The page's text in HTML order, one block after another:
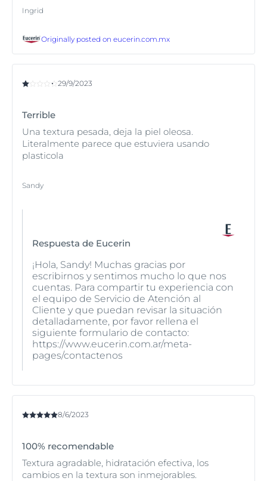
Ingrid
Originally posted on eucerin.com.mx
29/9/2023
Terrible
Una textura pesada, deja la piel oleosa.
Literalmente parece que estuviera usando
plasticola
Sandy
Respuesta de Eucerin
¡Hola, Sandy! Muchas gracias por
escribirnos y sentimos mucho lo que nos
cuentas. Para compartir tu experiencia con
el equipo de Servicio de Atención al
Cliente y que puedan revisar la situación
detalladamente, por favor rellena el
siguiente formulario de contacto:
https://www.eucerin.com.ar/meta-
pages/contactenos
8/6/2023
100% recomendable
Textura agradable, hidratación efectiva, los
cambios en la textura son inmejorables.